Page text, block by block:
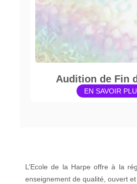
Audition de Fin
EN SAVOIR
L’Ecole de la Harpe offre à la
enseignement de qualité, ouvert et